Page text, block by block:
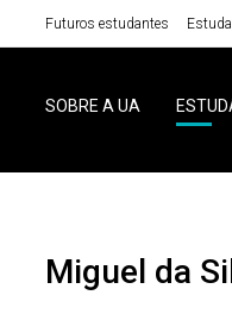
Futuros estudantes
SOBRE A UA
Miguel da